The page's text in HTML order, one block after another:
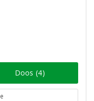
Doos (4)